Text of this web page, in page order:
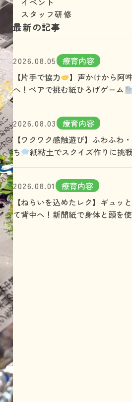
スタッフ研修
最新の記事
2026.08.05
療育内容
【片手で協力
】声かけから阿
へ！ペアで挑む紙ひろげゲーム
2026.08.03
療育内容
【ワクワク感触遊び】ふわふわ
ち
紙粘土でスクイズ作りに挑戦
2026.08.01
療育内容
【ねらいを込めたレク】ギュッ
て背中へ！新聞紙で身体と頭を
ム